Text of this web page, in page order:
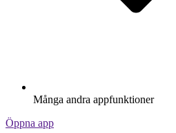
Många andra appfunktioner
Öppna app